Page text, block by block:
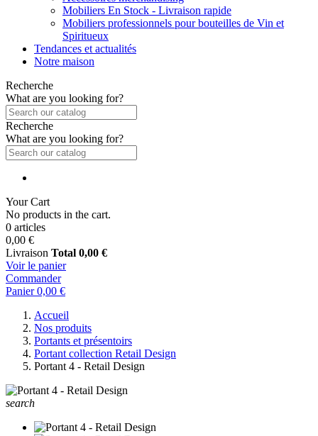
Mobiliers En Stock - Livraison rapide
Mobiliers professionnels pour bouteilles de Vin et
Spiritueux
Tendances et actualités
Notre maison
Recherche
What are you looking for?
Recherche
What are you looking for?
Your Cart
No products in the cart.
0 articles
0,00 €
Livraison Total 0,00 €
Voir le panier
Commander
Panier 0,00 €
Accueil
Nos produits
Portants et présentoirs
Portant collection Retail Design
Portant 4 - Retail Design
search